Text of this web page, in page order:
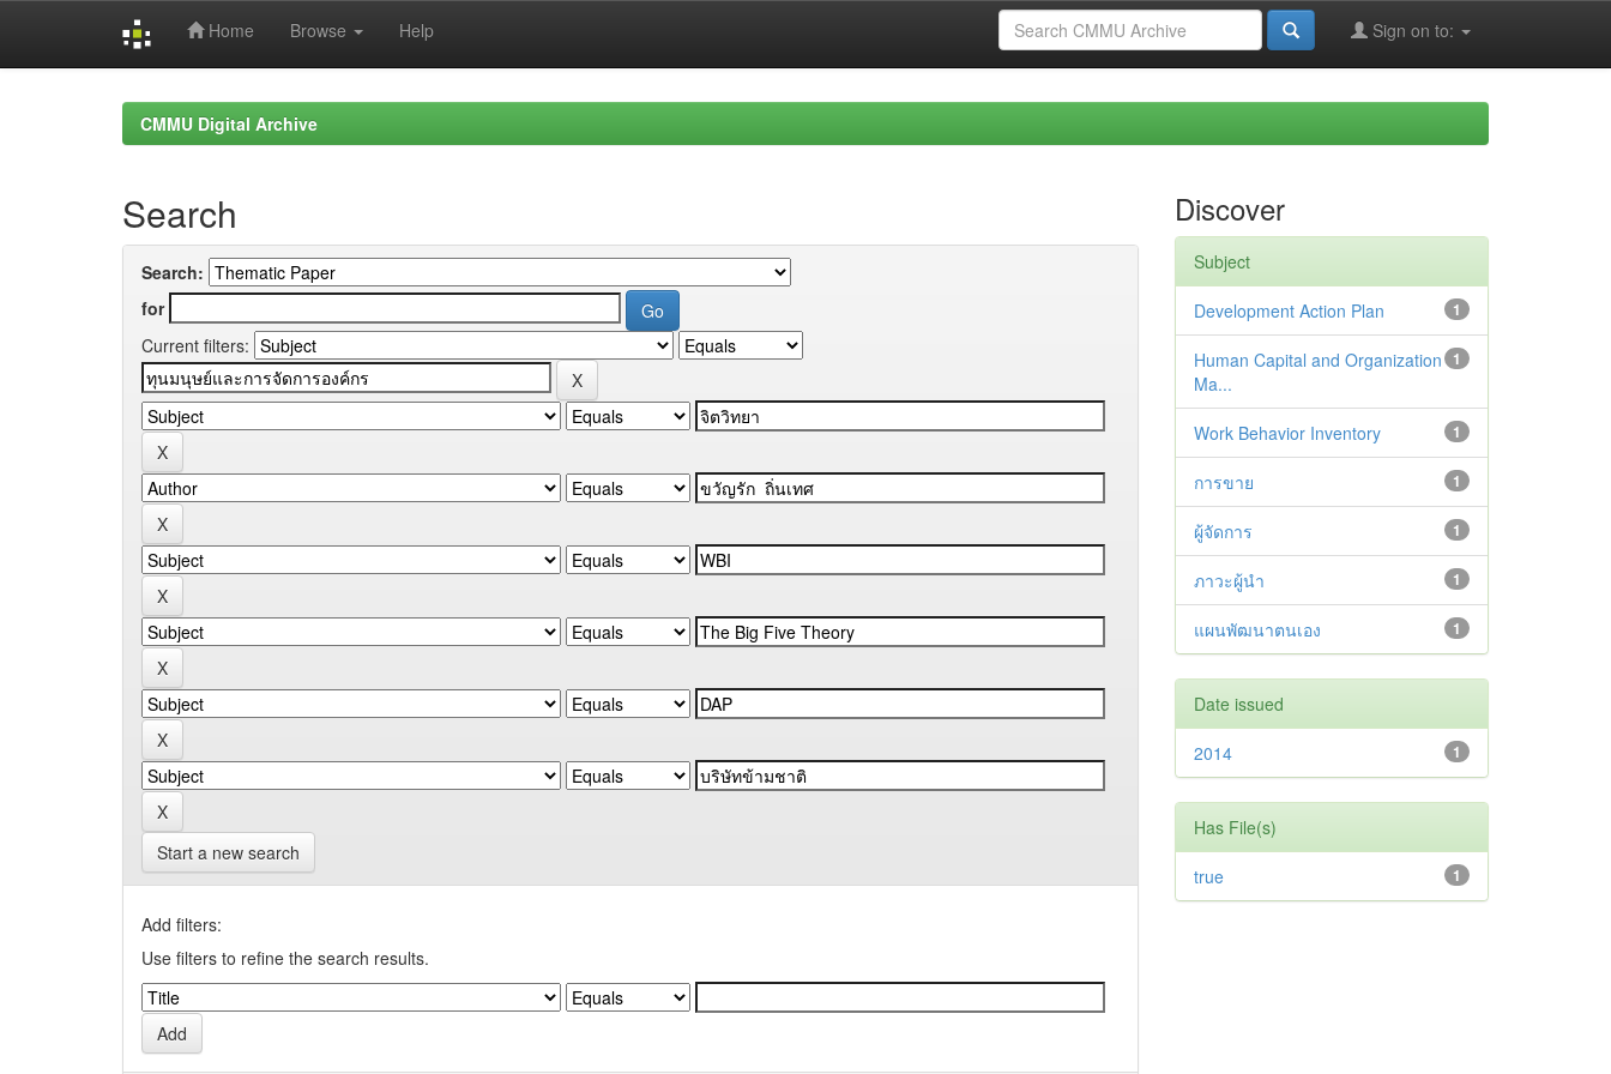
Home Browse Help Sign on to:
CMMU Digital Archive
Search
Search:
for
Current filters:
Start a new search
Add filters:
Use filters to refine the search results.
Discover
Subject
1
Development Action Plan
1
Human Capital and Organization
Ma...
1
Work Behavior Inventory
1
การขาย
1
ผู้จัดการ
1
ภาวะผู้นำ
1
แผนพัฒนาตนเอง
Date issued
1
2014
Has File(s)
1
true